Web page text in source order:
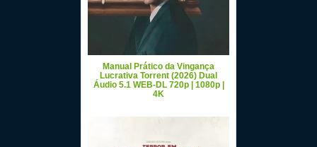
Manual Prático da Vingança
Lucrativa Torrent (2026) Dual
Áudio 5.1 WEB-DL 720p | 1080p |
4K